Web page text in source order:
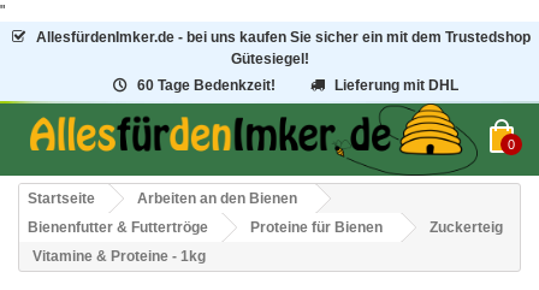
"
AllesfürdenImker.de - bei uns kaufen Sie sicher ein mit dem Trustedshop
Gütesiegel!
60 Tage Bedenkzeit!
Lieferung mit DHL
0
Startseite
Arbeiten an den Bienen
Bienenfutter & Futtertröge
Proteine für Bienen
Zuckerteig
Vitamine & Proteine - 1kg